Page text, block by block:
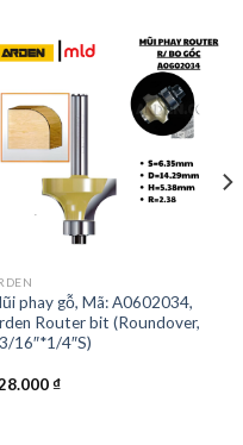
phay gỗ, Mã: A0602034,
Router bit (Roundover,
16″*1/4″S)
₫